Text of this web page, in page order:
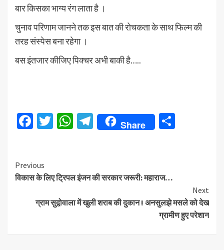
बार किसका भाग्य रंग लाता है ।
चुनाव परिणाम जानने तक इस बात की रोचकता के साथ फिल्म की
तरह संस्पेस बना रहेगा ।
बस इंतजार कीजिए पिक्चर अभी बाकी है…..
Facebook
TwitterWhatsApp
Telegram
Share
Continue
Reading
Previous
विकास के लिए ट्रिपल इंजन की सरकार जरूरी: महाराज…
Next
ग्राम सुद्वोवाला में खुली शराब की दुकान ! अनसुलझे मसले को देख
ग्रामीण हुए परेशान